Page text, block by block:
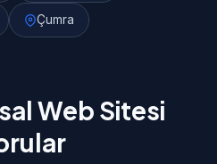
Çumra
Web Sitesi